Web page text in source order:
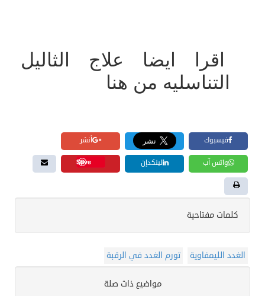
اقرا ايضا علاج الثاليل
التناسليه من هنا
فيسبوك أنشر
واتس آب لينكدإن Save
كلمات مفتاحية
الغدد الليمفاوية تورم الغدد في الرقبة
مواضيع ذات صلة